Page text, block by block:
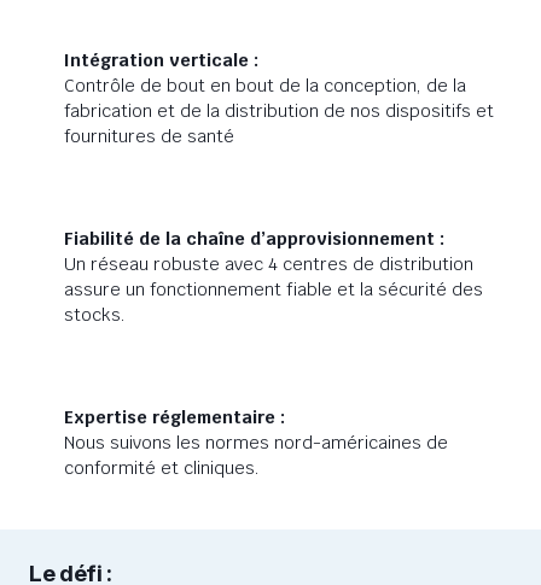
Intégration verticale :
Contrôle de bout en bout de la conception, de la
fabrication et de la distribution de nos dispositifs et
fournitures de santé
Fiabilité de la chaîne d’approvisionnement :
Un réseau robuste avec 4 centres de distribution
assure un fonctionnement fiable et la sécurité des
stocks.
Expertise réglementaire :
Nous suivons les normes nord-américaines de
conformité et cliniques.
Le défi :